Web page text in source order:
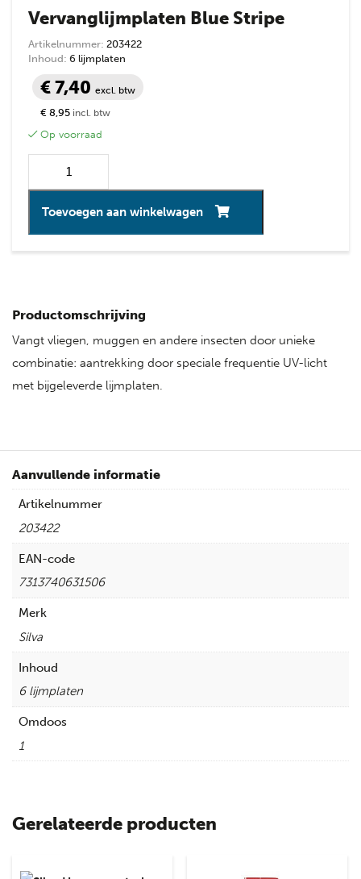
Vervanglijmplaten Blue Stripe
Artikelnummer: 203422
Inhoud: 6 lijmplaten
€ 7,40 excl. btw
€ 8,95 incl. btw
Op voorraad
Toevoegen aan winkelwagen
Productomschrijving
Vangt vliegen, muggen en andere insecten door unieke
combinatie: aantrekking door speciale frequentie UV-licht
met bijgeleverde lijmplaten.
Aanvullende informatie
Artikelnummer
203422
EAN-code
7313740631506
Merk
Silva
Inhoud
6 lijmplaten
Omdoos
1
Gerelateerde producten